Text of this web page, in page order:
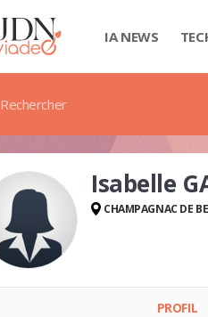
IA NEWS
Rechercher
Isabelle
CHAMPAGNAC DE
PROFIL